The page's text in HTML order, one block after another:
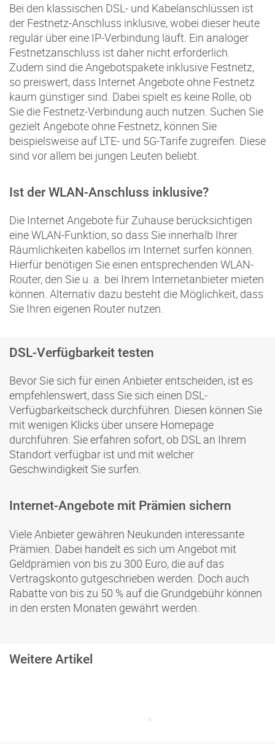
Bei den klassischen DSL- und Kabelanschlüssen ist
der Festnetz-Anschluss inklusive, wobei dieser heute
regulär über eine IP-Verbindung läuft. Ein analoger
Festnetzanschluss ist daher nicht erforderlich.
Zudem sind die Angebotspakete inklusive Festnetz,
so preiswert, dass Internet Angebote ohne Festnetz
kaum günstiger sind. Dabei spielt es keine Rolle, ob
Sie die Festnetz-Verbindung auch nutzen. Suchen Sie
gezielt Angebote ohne Festnetz, können Sie
beispielsweise auf LTE- und 5G-Tarife zugreifen. Diese
sind vor allem bei jungen Leuten beliebt.
Ist der WLAN-Anschluss inklusive?
Die Internet Angebote für Zuhause berücksichtigen
eine WLAN-Funktion, so dass Sie innerhalb Ihrer
Räumlichkeiten kabellos im Internet surfen können.
Hierfür benötigen Sie einen entsprechenden WLAN-
Router, den Sie u. a. bei Ihrem Internetanbieter mieten
können. Alternativ dazu besteht die Möglichkeit, dass
Sie Ihren eigenen Router nutzen.
DSL-Verfügbarkeit testen
Bevor Sie sich für einen Anbieter entscheiden, ist es
empfehlenswert, dass Sie sich einen DSL-
Verfügbarkeitscheck durchführen. Diesen können Sie
mit wenigen Klicks über unsere Homepage
durchführen. Sie erfahren sofort, ob DSL an Ihrem
Standort verfügbar ist und mit welcher
Geschwindigkeit Sie surfen.
Internet-Angebote mit Prämien sichern
Viele Anbieter gewähren Neukunden interessante
Prämien. Dabei handelt es sich um Angebot mit
Geldprämien von bis zu 300 Euro, die auf das
Vertragskonto gutgeschrieben werden. Doch auch
Rabatte von bis zu 50 % auf die Grundgebühr können
in den ersten Monaten gewährt werden.
Weitere Artikel